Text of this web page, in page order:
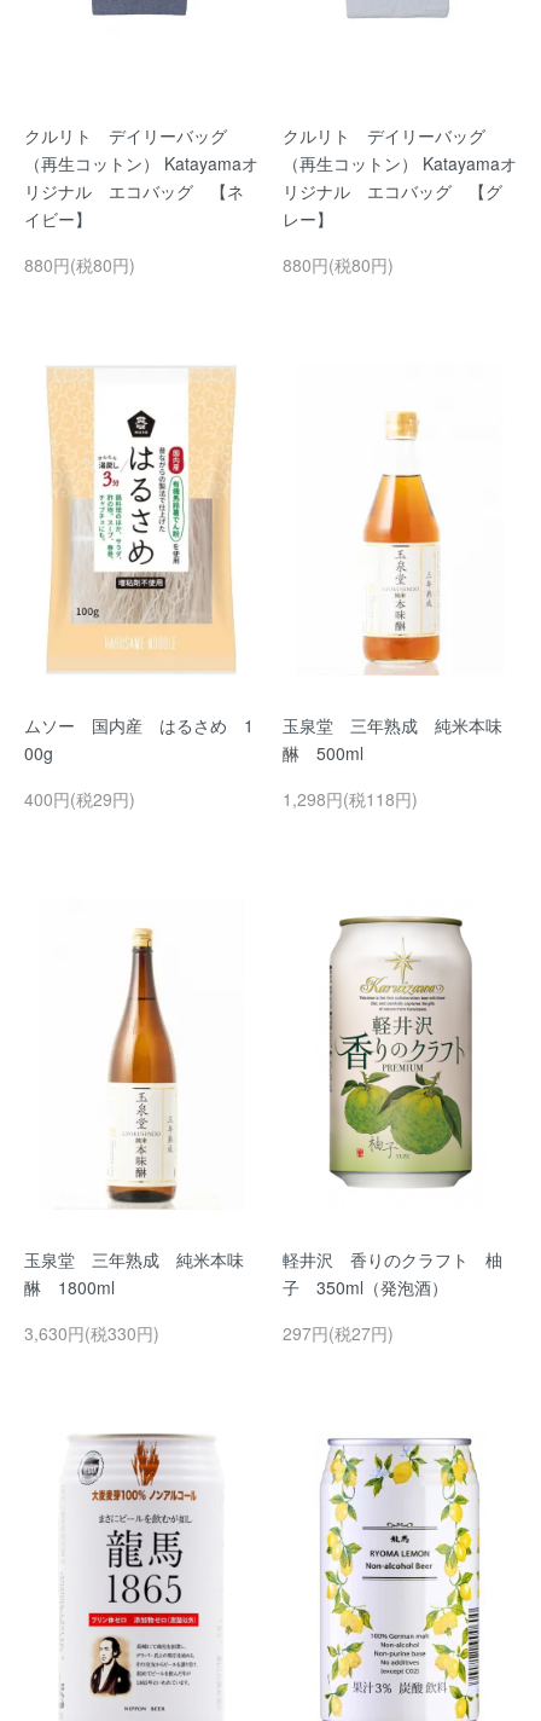
クルリト デイリーバッグ
（再生コットン） Katayamaオ
リジナル エコバッグ 【ネ
イビー】
880円(税80円)
クルリト デイリーバッグ
（再生コットン） Katayamaオ
リジナル エコバッグ 【グ
レー】
880円(税80円)
ムソー 国内産 はるさめ 1
00g
400円(税29円)
玉泉堂 三年熟成 純米本味
醂 500ml
1,298円(税118円)
玉泉堂 三年熟成 純米本味
醂 1800ml
3,630円(税330円)
軽井沢 香りのクラフト 柚
子 350ml（発泡酒）
297円(税27円)